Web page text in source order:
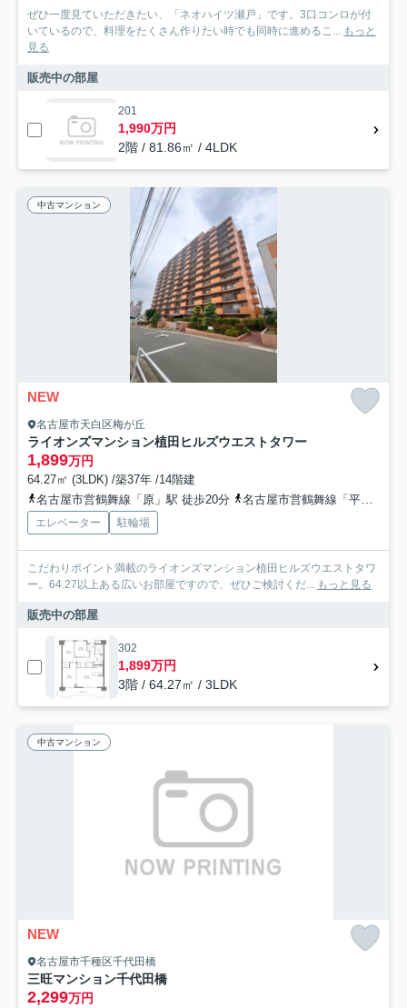
ぜひ一度見ていただきたい、「ネオハイツ瀬戸」です。3口コンロが付
いているので、料理をたくさん作りたい時でも同時に進めるこ... もっと
見る
販売中の部屋
201
1,990万円
2階 / 81.86㎡ / 4LDK
中古マンション
NEW
名古屋市天白区梅が丘
ライオンズマンション植田ヒルズウエストタワー
1,899万円
64.27㎡ (3LDK) /築37年 /14階建
名古屋市営鶴舞線「原」駅 徒歩20分
名古屋市営鶴舞線「平針」駅 徒歩24分
エレベーター 駐輪場
こだわりポイント満載のライオンズマンション植田ヒルズウエストタワ
ー。64.27以上ある広いお部屋ですので、ぜひご検討くだ... もっと見る
販売中の部屋
302
1,899万円
3階 / 64.27㎡ / 3LDK
中古マンション
NEW
名古屋市千種区千代田橋
三旺マンション千代田橋
2,299万円